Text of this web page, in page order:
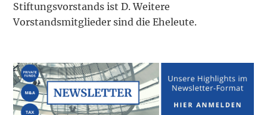
Stiftungsvorstands ist D. Weitere
Vorstandsmitglieder sind die Eheleute.